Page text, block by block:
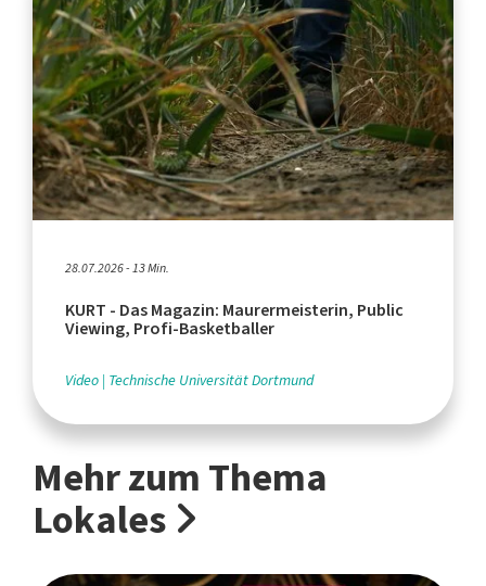
28.07.2026 - 13 Min.
KURT - Das Magazin: Maurermeisterin, Public
Viewing, Profi-Basketballer
Video Technische Universität Dortmund
Mehr zum Thema
Lokales